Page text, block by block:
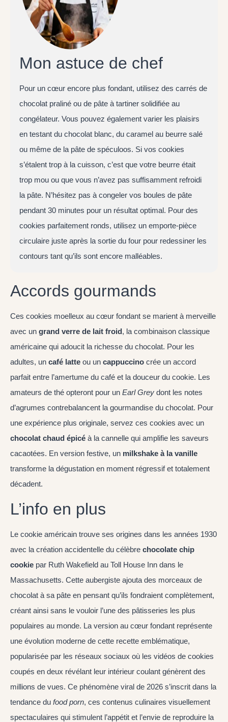
Mon astuce de chef
Pour un cœur encore plus fondant, utilisez des carrés de
chocolat praliné ou de pâte à tartiner solidifiée au
congélateur. Vous pouvez également varier les plaisirs
en testant du chocolat blanc, du caramel au beurre salé
ou même de la pâte de spéculoos. Si vos cookies
s’étalent trop à la cuisson, c’est que votre beurre était
trop mou ou que vous n’avez pas suffisamment refroidi
la pâte. N’hésitez pas à congeler vos boules de pâte
pendant 30 minutes pour un résultat optimal. Pour des
cookies parfaitement ronds, utilisez un emporte-pièce
circulaire juste après la sortie du four pour redessiner les
contours tant qu’ils sont encore malléables.
Accords gourmands
Ces cookies moelleux au cœur fondant se marient à merveille
avec un grand verre de lait froid, la combinaison classique
américaine qui adoucit la richesse du chocolat. Pour les
adultes, un café latte ou un cappuccino crée un accord
parfait entre l’amertume du café et la douceur du cookie. Les
amateurs de thé opteront pour un Earl Grey dont les notes
d’agrumes contrebalancent la gourmandise du chocolat. Pour
une expérience plus originale, servez ces cookies avec un
chocolat chaud épicé à la cannelle qui amplifie les saveurs
cacaotées. En version festive, un milkshake à la vanille
transforme la dégustation en moment régressif et totalement
décadent.
L’info en plus
Le cookie américain trouve ses origines dans les années 1930
avec la création accidentelle du célèbre chocolate chip
cookie par Ruth Wakefield au Toll House Inn dans le
Massachusetts. Cette aubergiste ajouta des morceaux de
chocolat à sa pâte en pensant qu’ils fondraient complètement,
créant ainsi sans le vouloir l’une des pâtisseries les plus
populaires au monde. La version au cœur fondant représente
une évolution moderne de cette recette emblématique,
popularisée par les réseaux sociaux où les vidéos de cookies
coupés en deux révélant leur intérieur coulant génèrent des
millions de vues. Ce phénomène viral de 2026 s’inscrit dans la
tendance du food porn, ces contenus culinaires visuellement
spectaculaires qui stimulent l’appétit et l’envie de reproduire la